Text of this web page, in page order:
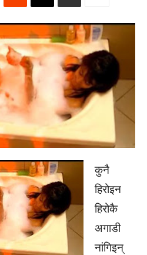
कुनै
हिरोइन
हिरोकै
अगाडी
नांगिइन्